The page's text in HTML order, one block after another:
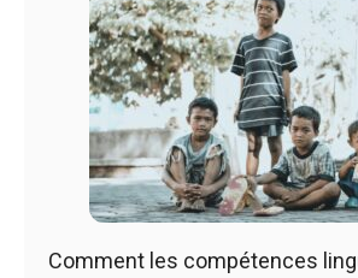
Comment les compétences